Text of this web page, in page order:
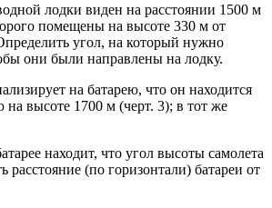
лодки виден на расстоянии 1500 м
помещены на высоте 330 м от
угол, на который нужно
они были направлены на лодку.
на батарею, что он находится
высоте 1700 м (черт. 3); в тот же
находит, что угол высоты самолета
расстояние (по горизонтали) батареи от